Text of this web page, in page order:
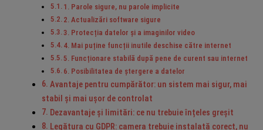
1. Parole sigure, nu parole implicite
2. Actualizări software sigure
3. Protecția datelor și a imaginilor video
4. Mai puține funcții inutile deschise către internet
5. Funcționare stabilă după pene de curent sau internet
6. Posibilitatea de ștergere a datelor
Avantaje pentru cumpărător: un sistem mai sigur, mai
stabil și mai ușor de controlat
Dezavantaje și limitări: ce nu trebuie înțeles greșit
Legătura cu GDPR: camera trebuie instalată corect, nu